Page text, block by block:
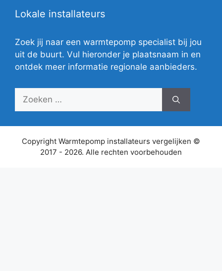
Lokale installateurs
Zoek jij naar een warmtepomp specialist bij jou
uit de buurt. Vul hieronder je plaatsnaam in en
ontdek meer informatie regionale aanbieders.
Zoek
Copyright Warmtepomp installateurs vergelijken ©
2017 - 2026. Alle rechten voorbehouden